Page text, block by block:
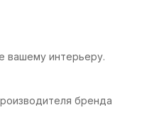
вашему интерьеру.
бренда